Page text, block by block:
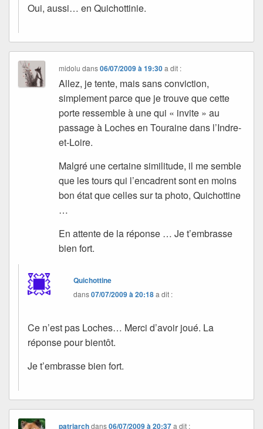
Oui, aussi… en Quichottinie.
midolu dans06/07/2009 à 19:30 a dit :
Allez, je tente, mais sans conviction,
simplement parce que je trouve que cette
porte ressemble à une qui « invite » au
passage à Loches en Touraine dans l’Indre-
et-Loire.
Malgré une certaine similitude, il me semble
que les tours qui l’encadrent sont en moins
bon état que celles sur ta photo, Quichottine
…
En attente de la réponse … Je t’embrasse
bien fort.
Quichottine
dans07/07/2009 à 20:18a dit :
Ce n’est pas Loches… Merci d’avoir joué. La
réponse pour bientôt.
Je t’embrasse bien fort.
patriarchdans06/07/2009 à 20:37 a dit :